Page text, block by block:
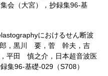
会（大宮），抄録集96-基
におけるせん断波
，黒川 要，菅 幹夫，吉
田 慎之介，日本超音波医
集96-基礎-029（S708）